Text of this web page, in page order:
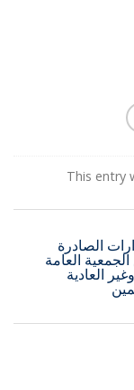
This entry
الصادرة
الجمعية العامة
العادية